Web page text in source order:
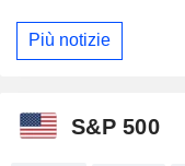
Più notizie
S&P 500